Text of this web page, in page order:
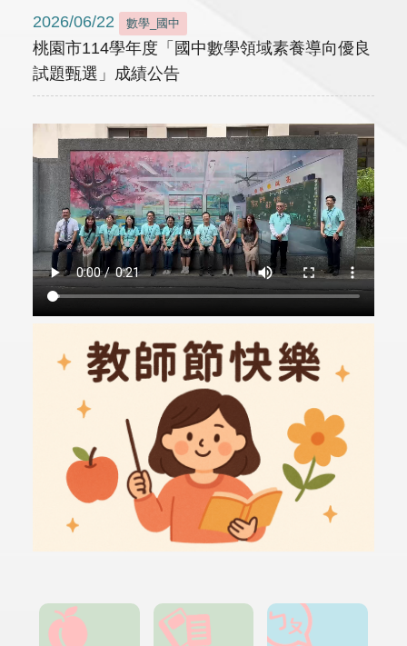
2026/06/22 數學_國中
桃園市114學年度「國中數學領域素養導向優良
試題甄選」成績公告